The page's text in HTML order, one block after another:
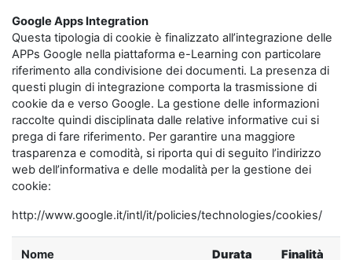
Google Apps Integration
Questa tipologia di cookie è finalizzato all’integrazione delle
APPs Google nella piattaforma e-Learning con particolare
riferimento alla condivisione dei documenti. La presenza di
questi plugin di integrazione comporta la trasmissione di
cookie da e verso Google. La gestione delle informazioni
raccolte quindi disciplinata dalle relative informative cui si
prega di fare riferimento. Per garantire una maggiore
trasparenza e comodità, si riporta qui di seguito l’indirizzo
web dell’informativa e delle modalità per la gestione dei
cookie:
http://www.google.it/intl/it/policies/technologies/cookies/
Nome Durata Finalità